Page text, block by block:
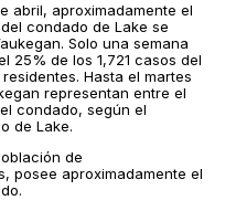
abril, aproximadamente el
condado de Lake se
Solo una semana
25% de los 1,721 casos del
Hasta el martes
representan entre el
condado, según el
de Lake.
de
posee aproximadamente el